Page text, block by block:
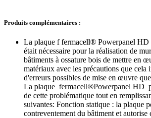
Produits complémentaires :
La plaque f fermacell® Powerpanel HD
était nécessaire pour la réalisation de
bâtiments à ossature bois de mettre en
matériaux avec les précautions que cela
d'erreurs possibles de mise en œuvre
La plaque fermacell®Powerpanel HD
de cette problématique tout en
suivantes: Fonction statique : la plaque
contreventement du bâtiment et autorise